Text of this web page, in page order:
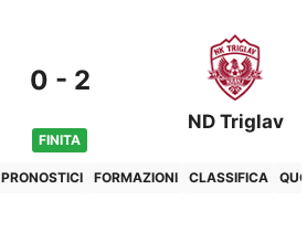
0 - 2
FINITA
ND Triglav
PRONOSTICI FORMAZIONI CLASSIFICA